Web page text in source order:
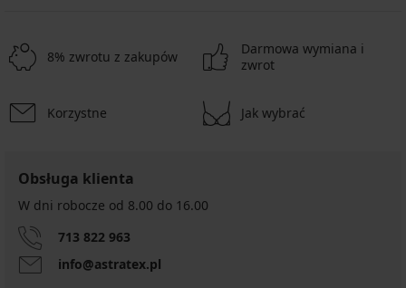
8% zwrotu z zakupów
Darmowa wymiana i
zwrot
Korzystne Jak wybrać
Obsługa klienta
W dni robocze od 8.00 do 16.00
713 822 963
info@astratex.pl